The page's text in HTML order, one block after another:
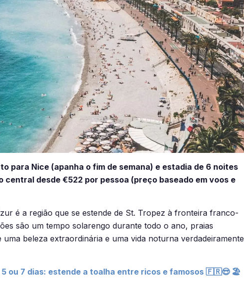
para Nice (apanha o fim de semana) e estadia de 6 noites
central desde €522 por pessoa (preço baseado em voos e
é a região que se estende de St. Tropez à fronteira franco-
são um tempo solarengo durante todo o ano, praias
beleza extraordinária e uma vida noturna verdadeiramente
5 ou 7 dias: estende a toalha entre ricos e famosos 🇫🇷😎 🏖️